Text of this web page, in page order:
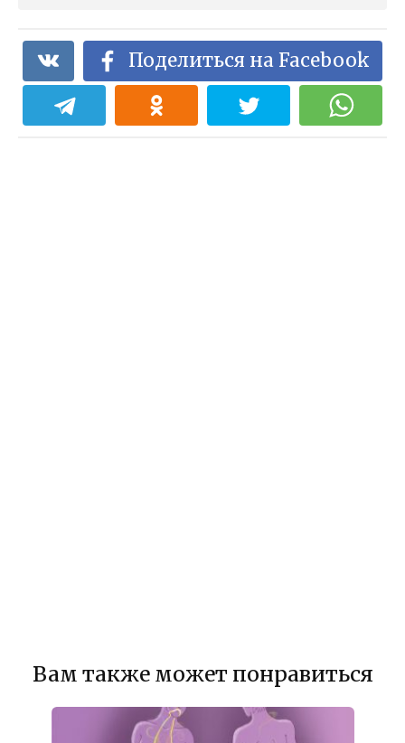
Поделиться на Facebook
Вам также может понравиться